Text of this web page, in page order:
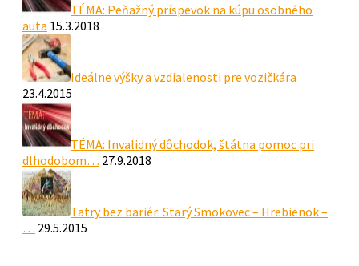
TÉMA: Peňažný príspevok na kúpu osobného
auta 15.3.2018
Ideálne výšky a vzdialenosti pre vozičkára
23.4.2015
TÉMA: Invalidný dôchodok, štátna pomoc pri
dlhodobom… 27.9.2018
Tatry bez bariér: Starý Smokovec – Hrebienok –
… 29.5.2015